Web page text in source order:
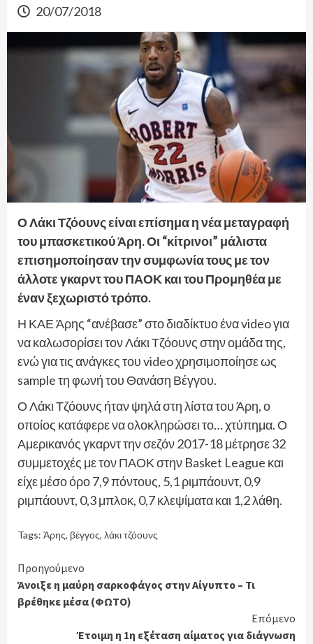
20/07/2018
Ο Λάκι Τζόουνς είναι επίσημα η νέα μεταγραφή
του μπασκετικού Άρη. Οι “κίτρινοι” μάλιστα
επισημοποίησαν την συμφωνία τους με τον
άλλοτε γκαρντ του ΠΑΟΚ και του Προμηθέα με
έναν ξεχωριστό τρόπο.
Η ΚΑΕ Άρης “ανέβασε” στο διαδίκτυο ένα video για
να καλωσορίσει τον Λάκι Τζόουνς στην ομάδα της,
ενώ για τις ανάγκες του video χρησιμοποίησε ως
sample τη φωνή του Θανάση Βέγγου.
Ο Λάκι Τζόουνς ήταν ψηλά στη λίστα του Άρη, ο
οποίος κατάφερε να ολοκληρώσει το… χτύπημα. Ο
Αμερικανός γκαρντ την σεζόν 2017-18 μέτρησε 32
συμμετοχές με τον ΠΑΟΚ στην Basket League και
είχε μέσο όρο 7,9 πόντους, 5,1 ριμπάουντ, 0,9
ριμπάουντ, 0,3 μπλοκ, 0,7 κλεψίματα και 1,2 λάθη.
Tags: Άρης, βέγγος, λάκι τζόουνς
Continue
Reading
Προηγούμενο
Άνοιξε η μαύρη σαρκοφάγος στην Αίγυπτο – Τι
βρέθηκε μέσα (ΦΩΤΟ)
Επόμενο
Έτοιμη η 1η εξέταση αίματος για διάγνωση